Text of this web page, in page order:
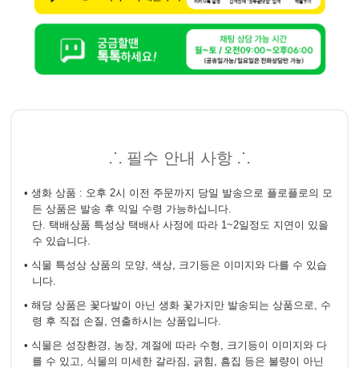
⸫ 필수 안내 사항 ⸫
• 생화 상품 : 오후 2시 이전 주문까지 당일 발송으로 플로플로의 모
든 상품은 발송 후 익일 수령 가능하십니다.
단. 택배상품 특성상 택배사 사정에 따라 1~2일정도 지연이 있을
수 있습니다.
• 식물 특성상 상품의 모양, 색상, 크기등은 이미지와 다를 수 있습
니다.
• 해당 상품은 꽃다발이 아닌 생화 꽃가지만 발송되는 상품으로, 수
령 후 직접 손질, 연출하시는 상품입니다.
• 식물은 성장환경, 농장, 계절에 따라 수형, 크기등이 이미지와 다
를 수 있고, 식물의 미세한 갈라짐, 긁힘, 흠집 등은 불량이 아닌